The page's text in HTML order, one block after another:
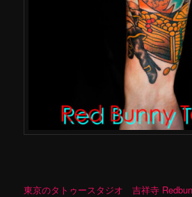
東京のタトゥースタジオ 吉祥寺